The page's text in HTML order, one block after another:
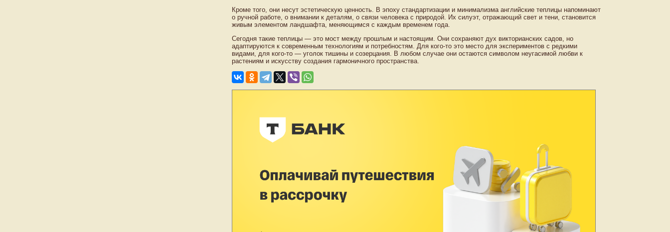
Кроме того, они несут эстетическую ценность. В эпоху стандартизации и минимализма английские теплицы напоминают
о ручной работе, о внимании к деталям, о связи человека с природой. Их силуэт, отражающий свет и тени, становится
живым элементом ландшафта, меняющимся с каждым временем года.
Сегодня такие теплицы — это мост между прошлым и настоящим. Они сохраняют дух викторианских садов, но
адаптируются к современным технологиям и потребностям. Для кого-то это место для экспериментов с редкими
видами, для кого-то — уголок тишины и созерцания. В любом случае они остаются символом неугасимой любви к
растениям и искусству создания гармоничного пространства.